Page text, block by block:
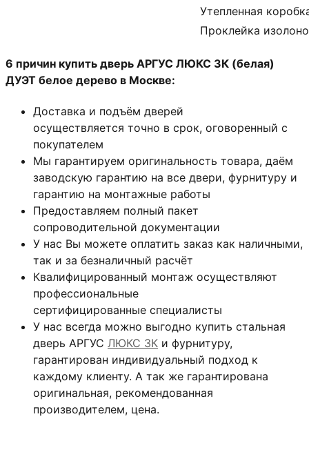
Утепленная
Проклейка
6 причин купить дверь АРГУС ЛЮКС 3К (белая)
ДУЭТ белое дерево в Москве:
Доставка и подъём дверей
осуществляется точно в срок, оговоренный с
покупателем
Мы гарантируем оригинальность товара, даём
заводскую гарантию на все двери, фурнитуру и
гарантию на монтажные работы
Предоставляем полный пакет
сопроводительной документации
У нас Вы можете оплатить заказ как наличными,
так и за безналичный расчёт
Квалифицированный монтаж осуществляют
профессиональные
сертифицированные специалисты
У нас всегда можно выгодно купить стальная
дверь АРГУС ЛЮКС 3К и фурнитуру,
гарантирован индивидуальный подход к
каждому клиенту. А так же гарантирована
оригинальная, рекомендованная
производителем, цена.